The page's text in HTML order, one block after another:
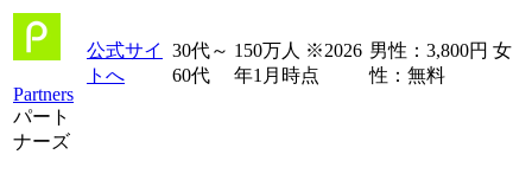
Partners
パート
ナーズ
公式サイ
トへ
30代～
60代
150万人 ※2026
年1月時点
男性：3,800円 女
性：無料